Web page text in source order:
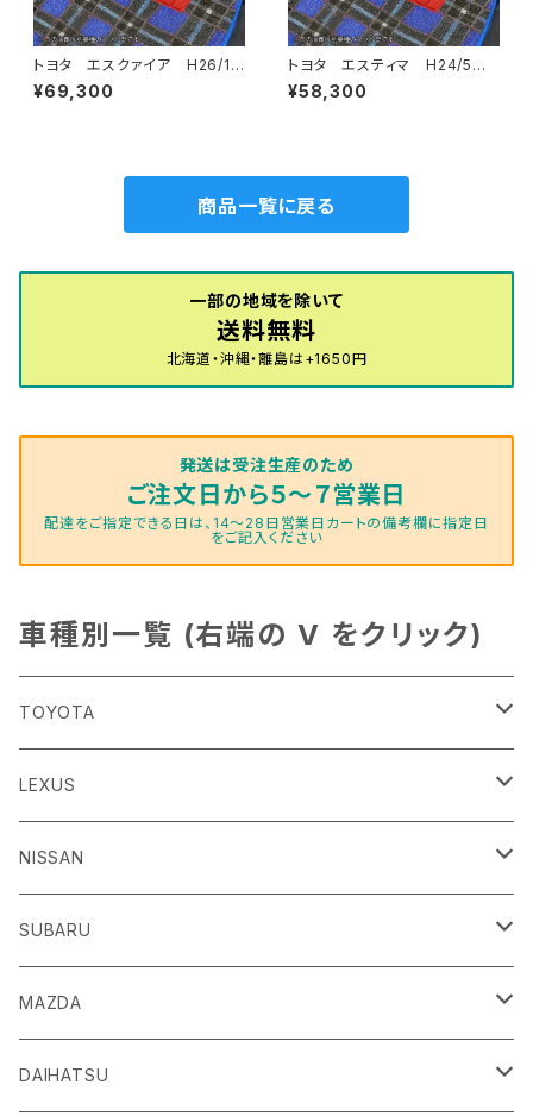
トヨタ エスクァイア H26/1
0〜R3/12 80系 フロアマッ
ト一式 カーマット 神戸タータ
¥69,300
トヨタ エスティマ H24/5〜R
1/10（後期） 50系 フロアマッ
ト一式 カーマット 神戸タータ
¥58,300
商品一覧に戻る
一部の地域を除いて
送料無料
北海道・沖縄・離島は+1650円
発送は受注生産のため
ご注文日から５～７営業日
配達をご指定できる日は、14～28日営業日カートの備考欄に指定日
をご記入ください
車種別一覧 (右端の V をクリック)
TOYOTA
86
H24/4～R3/8 ZN6
GR86
R3/10～ ZN8
ｂＢ
H17/12～H28/8 20系
ｂZ４X
R4/5~ XEAM10/11/15・YEAM15
Ｃ-ＨＲ
LEXUS
ＣＴ
H23/1～R4/11
ＥＳ
H30/10～
ＧＳ
H24/1～R2/7
ＨＳ
NISSAN
ＡＤ
H18/12～ Y12
ＧＴ－Ｒ
H19/12～ R35
ＮＴ１００クリッパートラック
SUBARU
ＢＲＺ
H24/3～R3/8 ZC6
ＷＲＸ Ｓ４/ＳＴＩ
MAZDA
ＣＸ－３
DAIHATSU